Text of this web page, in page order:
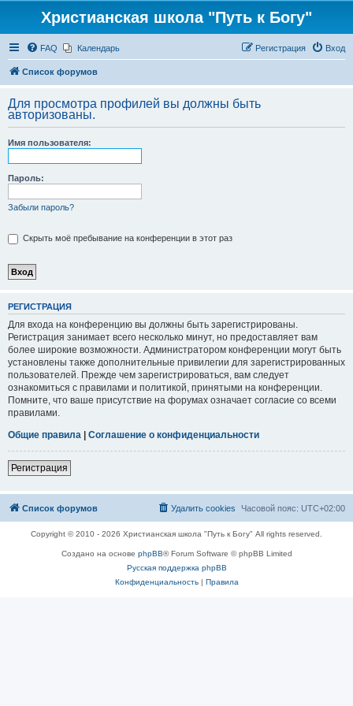
Христианская школа "Путь к Богу"
FAQ Календарь Вход
Регистрация
Список форумов
Для просмотра профилей вы должны быть
авторизованы.
Имя пользователя:
Пароль:
Забыли пароль?
Скрыть моё пребывание на конференции в этот раз
РЕГИСТРАЦИЯ
Для входа на конференцию вы должны быть зарегистрированы.
Регистрация занимает всего несколько минут, но предоставляет вам
более широкие возможности. Администратором конференции могут быть
установлены также дополнительные привилегии для зарегистрированных
пользователей. Прежде чем зарегистрироваться, вам следует
ознакомиться с правилами и политикой, принятыми на конференции.
Помните, что ваше присутствие на форумах означает согласие со всеми
правилами.
Общие правила
Соглашение о конфиденциальности
Регистрация
Список форумов Часовой пояс: UTC+02:00
Удалить cookies
Copyright © 2010 - 2026 Христианская школа "Путь к Богу" All rights reserved.
Создано на основе phpBB® Forum Software © phpBB Limited
Русская поддержка phpBB
Конфиденциальность| Правила